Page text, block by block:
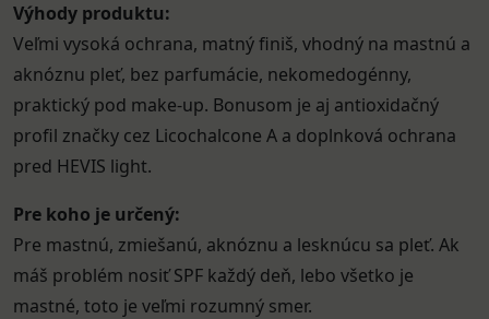
Výhody produktu:
Veľmi vysoká ochrana, matný finiš, vhodný na mastnú a
aknóznu pleť, bez parfumácie, nekomedogénny,
praktický pod make-up. Bonusom je aj antioxidačný
profil značky cez Licochalcone A a doplnková ochrana
pred HEVIS light.
Pre koho je určený:
Pre mastnú, zmiešanú, aknóznu a lesknúcu sa pleť. Ak
máš problém nosiť SPF každý deň, lebo všetko je
mastné, toto je veľmi rozumný smer.